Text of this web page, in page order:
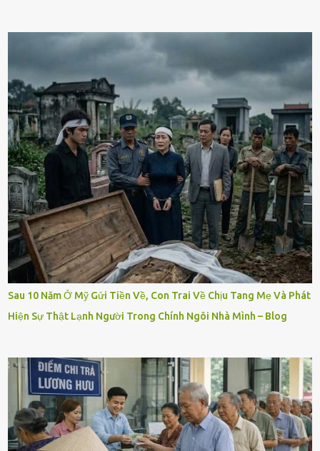
Sau 10 Năm Ở Mỹ Gửi Tiền Về, Con Trai Về Chịu Tang Mẹ Và Phát
Hiện Sự Thật Lạnh Người Trong Chính Ngôi Nhà Mình – Blog